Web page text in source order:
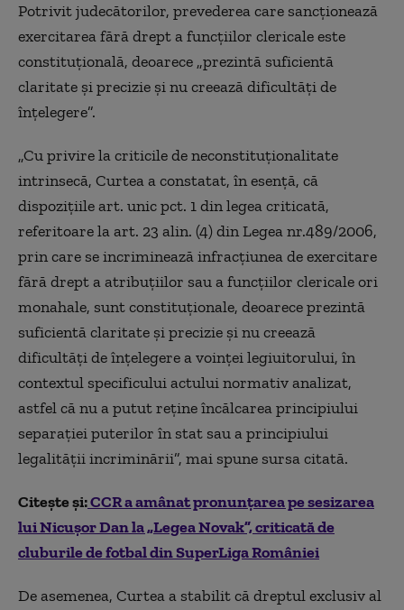
Potrivit judecătorilor, prevederea care sancționează
exercitarea fără drept a funcțiilor clericale este
constituțională, deoarece „prezintă suficientă
claritate și precizie și nu creează dificultăți de
înțelegere”.
„Cu privire la criticile de neconstituționalitate
intrinsecă, Curtea a constatat, în esență, că
dispozițiile art. unic pct. 1 din legea criticată,
referitoare la art. 23 alin. (4) din Legea nr.489/2006,
prin care se incriminează infracțiunea de exercitare
fără drept a atribuțiilor sau a funcțiilor clericale ori
monahale, sunt constituționale, deoarece prezintă
suficientă claritate și precizie și nu creează
dificultăți de înțelegere a voinței legiuitorului, în
contextul specificului actului normativ analizat,
astfel că nu a putut reține încălcarea principiului
separației puterilor în stat sau a principiului
legalității incriminării”, mai spune sursa citată.
Citește și:CCR a amânat pronunțarea pe sesizarea
lui Nicușor Dan la „Legea Novak”, criticată de
cluburile de fotbal din SuperLiga României
De asemenea, Curtea a stabilit că dreptul exclusiv al